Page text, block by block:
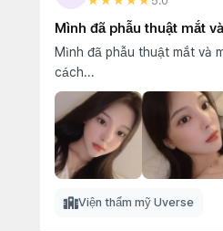
Mình đã phẫu thuật mắt
Mình đã phẫu thuật mắt và
cách...
Viện thẩm mỹ Uverse